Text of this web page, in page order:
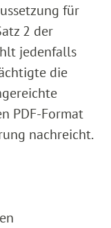
für
2 der
jedenfalls
die
PDF-Format
nachreicht.